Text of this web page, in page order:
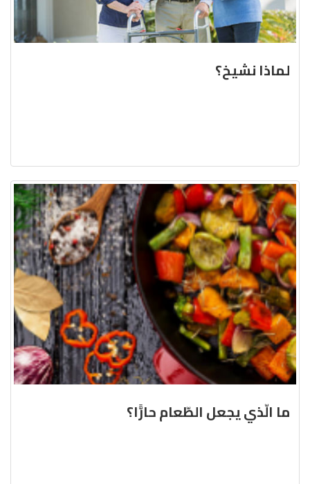
لماذا نشيخ؟
ما الّذي يجعل الطّعام حارًّا؟